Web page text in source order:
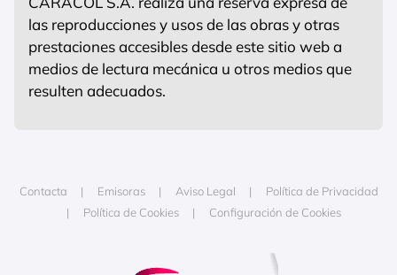
las reproducciones y usos de las obras y otras
prestaciones accesibles desde este sitio web a
medios de lectura mecánica u otros medios que
resulten adecuados.
Contacta Emisoras Aviso Legal
Política de Privacidad
Política de Cookies
Configuración de Cookies